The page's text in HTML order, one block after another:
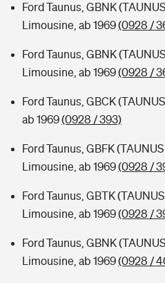
Ford Taunus, GBNK
Limousine, ab 1969(0928 /
Ford Taunus, GBNK
Limousine, ab 1969(0928 /
Ford Taunus, GBCK
ab 1969(0928 / 393)
Ford Taunus, GBFK
Limousine, ab 1969(0928 /
Ford Taunus, GBTK
Limousine, ab 1969(0928 /
Ford Taunus, GBNK
Limousine, ab 1969(0928 /